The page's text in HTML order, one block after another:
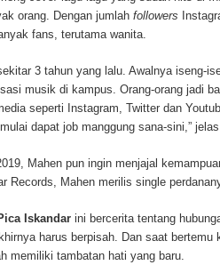
orang. Dengan jumlah followers
fans, terutama wanita.
3 tahun yang lalu. Awalnya iseng-
musik di kampus. Orang-orang jadi
seperti Instagram, Twitter dan
dapat job manggung sana-sini,”
Mahen pun ingin menjajal
Records, Mahen merilis single
Iskandar ini bercerita tentang
harus berpisah. Dan saat
memiliki tambatan hati yang baru.